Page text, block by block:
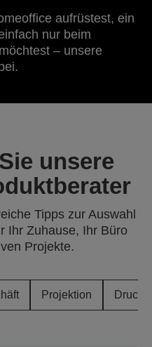
aufrüstest, ein
nur beim
– unsere
unsere
Tipps zur Auswahl
Ihr Zuhause, Ihr Büro
Projekte.
Projektion